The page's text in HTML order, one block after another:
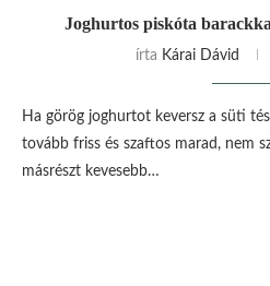
Joghurtos piskóta
írta Kárai Dávid
Ha görög joghurtot keversz a süti
tovább friss és szaftos marad, nem
másrészt kevesebb…